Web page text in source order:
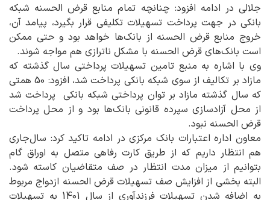
جلالی در ادامه افزود: چنانچه تمام منابع قرض الحسنه شبکه
بانکی در جهت پرداخت تسهیلات تکلیفی قرار بگیرد، پیامد آن،
خروج منابع قرض الحسنه از بانک‌ها خواهد بود و حتی ممکن
است بانک‌های قرض الحسنه‌ با مشکل ناترازی هم مواجه شوند.
وی با اشاره به منبع تامین تسهیلات پرداختی سال گذشته که
مازاد بر تکالیف از سوی شبکه بانکی پرداخت شد، افزود: 50 همتی
که سال گذشته مازاد بر توان پرداختی شبکه بانکی پرداخت شد
از محل آزادسازی سپرده قانونی بانک‌ها بود و از محل پرداخت
قرض الحسنه نبود.
معاون اداره اعتبارات بانک مرکزی در ادامه تاکید کرد: سال‌جاری
هم انتظار داریم که از طریق کارت رفاهی متصل به اوراق گام
بتوانیم از میزان مدت انتظار در صف متقاضیان کاسته شود.
البته بخشی از افزایش صف تسهیلات قرض الحسنه ازدواج مربوط
به اضافه شدن تسهیلات فرزندآوری از سال 1401 به تسهیلات